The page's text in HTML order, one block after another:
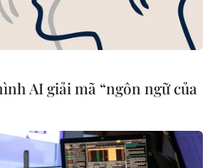
AI giải mã “ngôn ngữ của